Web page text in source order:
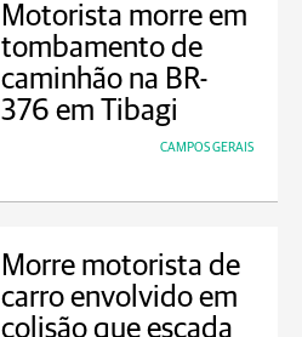
Motorista morre em
tombamento de
caminhão na BR-
376 em Tibagi
CAMPOS GERAIS
Morre motorista de
carro envolvido em
colisão que escada